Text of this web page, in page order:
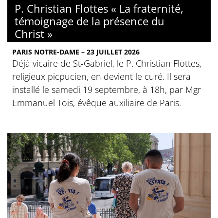
P. Christian Flottes « La fraternité,
témoignage de la présence du
Christ »
PARIS NOTRE-DAME – 23 JUILLET 2026
Déjà vicaire de St-Gabriel, le P. Christian Flottes,
religieux picpucien, en devient le curé. Il sera
installé le samedi 19 septembre, à 18h, par Mgr
Emmanuel Tois, évêque auxiliaire de Paris.